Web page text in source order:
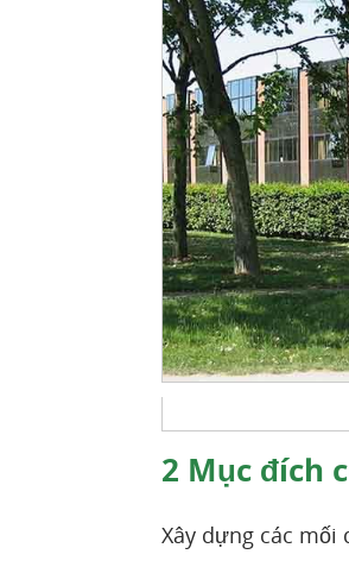
2 Mục đích
Xây dựng các